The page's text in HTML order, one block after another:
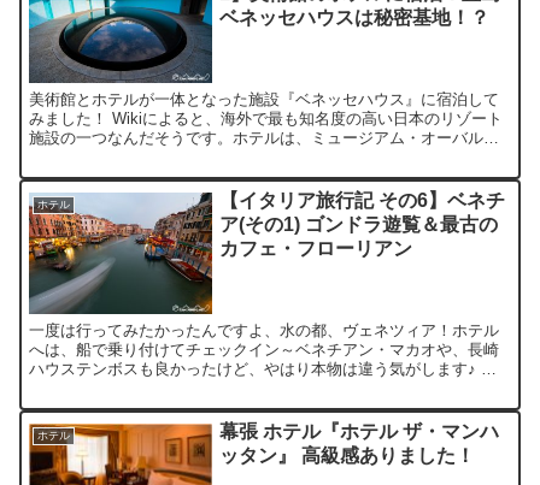
ベネッセハウスは秘密基地！？
美術館とホテルが一体となった施設『ベネッセハウス』に宿泊して
みました！ Wikiによると、海外で最も知名度の高い日本のリゾート
施設の一つなんだそうです。ホテルは、ミュージアム・オーバル・
ホテル
【イタリア旅行記 その6】ベネチ
ア(その1) ゴンドラ遊覧＆最古の
カフェ・フローリアン
一度は行ってみたかったんですよ、水の都、ヴェネツィア！ホテル
へは、船で乗り付けてチェックイン～ベネチアン・マカオや、長崎
ハウステンボスも良かったけど、やはり本物は違う気がします♪ 今
ホテル
幕張 ホテル『ホテル ザ・マンハ
ッタン』 高級感ありました！